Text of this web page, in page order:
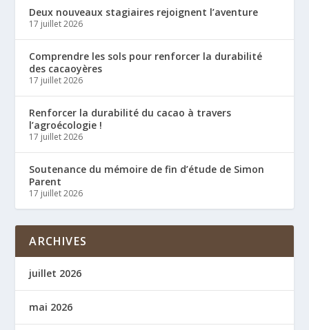
Deux nouveaux stagiaires rejoignent l’aventure
17 juillet 2026
Comprendre les sols pour renforcer la durabilité
des cacaoyères
17 juillet 2026
Renforcer la durabilité du cacao à travers
l’agroécologie !
17 juillet 2026
Soutenance du mémoire de fin d’étude de Simon
Parent
17 juillet 2026
ARCHIVES
juillet 2026
mai 2026